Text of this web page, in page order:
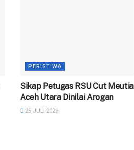
PERISTIWA
‎Sikap Petugas RSU Cut Meutia
Aceh Utara Dinilai Arogan
25 JULI 2026